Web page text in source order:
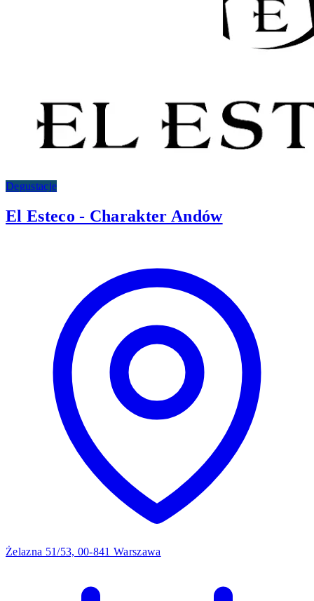
Degustacje
El Esteco - Charakter Andów
Żelazna 51/53, 00-841 Warszawa